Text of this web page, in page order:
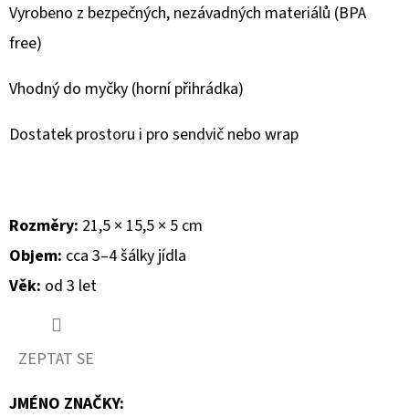
Vyrobeno z bezpečných, nezávadných materiálů (BPA
free)
Vhodný do myčky (horní přihrádka)
Dostatek prostoru i pro sendvič nebo wrap
Rozměry: 21,5 × 15,5 × 5 cm
Objem: cca 3–4 šálky jídla
Věk: od 3 let
ZEPTAT SE
JMÉNO ZNAČKY: